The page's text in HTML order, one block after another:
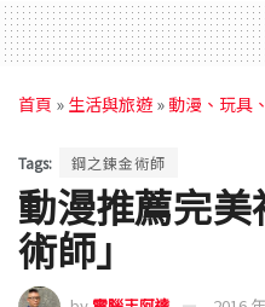
首頁 » 生活與旅遊 » 動漫、玩具
Tags: 鋼之鍊金術師
動漫推薦完
術師」